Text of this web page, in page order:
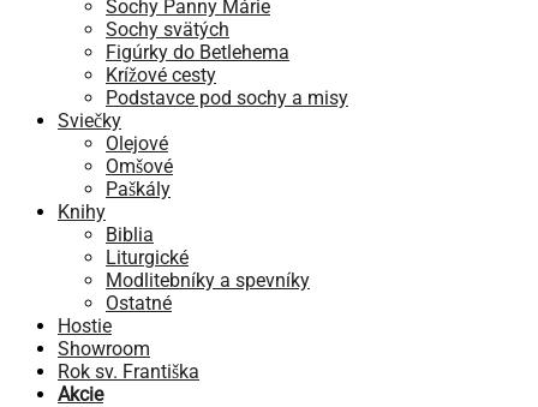
Sochy Panny Márie
Sochy svätých
Figúrky do Betlehema
Krížové cesty
Podstavce pod sochy a misy
Sviečky
Olejové
Omšové
Paškály
Knihy
Biblia
Liturgické
Modlitebníky a spevníky
Ostatné
Hostie
Showroom
Rok sv. Františka
Akcie